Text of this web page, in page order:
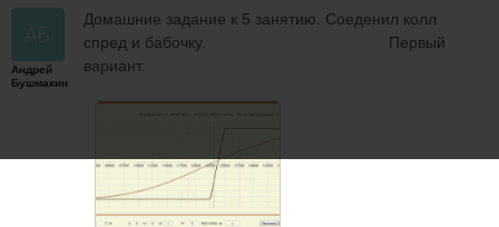
Андрей
Бушмакин
Домашние задание к 5 занятию. Соеденил колл
спред и бабочку. Первый
вариант.